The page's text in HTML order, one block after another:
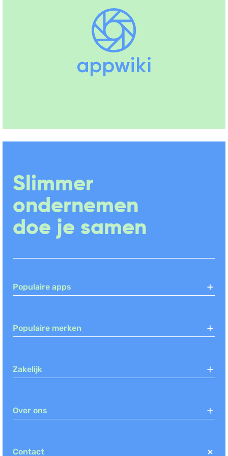
Boekhouden, Facturatie,
Urenregistratie(+25)
Boekhouden, Facturatie, Offerte
Slimmer
ondernemen
doe je samen
Populaire apps
Populaire merken
Zakelijk
Over ons
Contact